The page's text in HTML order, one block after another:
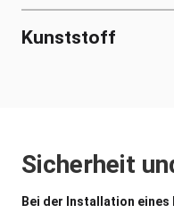
Kunststoff
Sicherheit
Bei der Installation